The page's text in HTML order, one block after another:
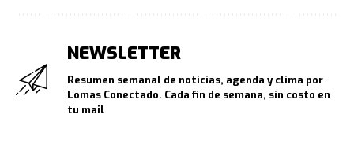
NEWSLETTER
Resumen semanal de noticias, agenda y clima por
Lomas Conectado. Cada fin de semana, sin costo en
tu mail